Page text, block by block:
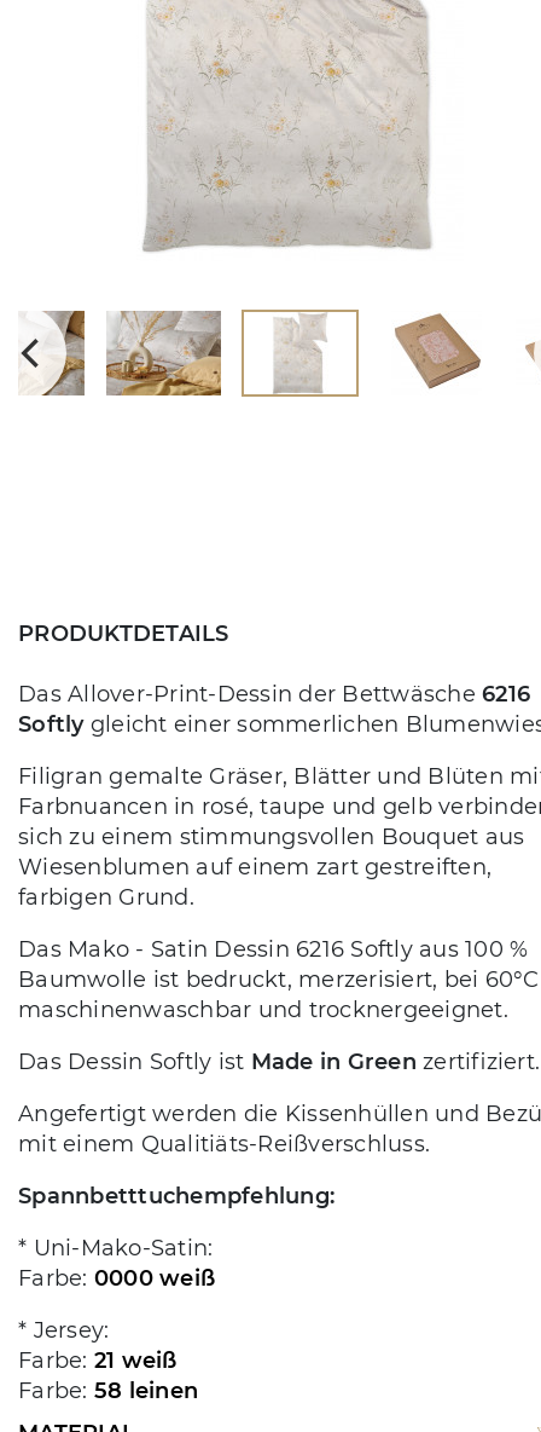
PRODUKTDETAILS
Das Allover-Print-Dessin der Bettwäsche 6216
Softlygleicht einer sommerlichen
Filigran gemalte Gräser, Blätter und Blüten
Farbnuancen in rosé, taupe und gelb
sich zu einem stimmungsvollen Bouquet aus
Wiesenblumen auf einem zart gestreiften,
farbigen Grund.
Das Mako - Satin Dessin 6216 Softly aus 100 %
Baumwolle ist bedruckt, merzerisiert, bei 60°C
maschinenwaschbar und trocknergeeignet.
Das Dessin Softly ist Made in Green zertifiziert.
Angefertigt werden die Kissenhüllen und
mit einem Qualitiäts-Reißverschluss.
Spannbetttuchempfehlung:
* Uni-Mako-Satin:
Farbe: 0000 weiß
* Jersey:
Farbe: 21 weiß
Farbe: 58 leinen